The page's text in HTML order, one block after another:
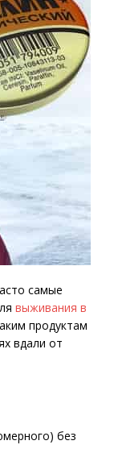
самые
выживания в
продуктам
вдали от
без